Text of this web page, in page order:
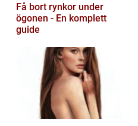
Få bort rynkor under
ögonen - En komplett
guide